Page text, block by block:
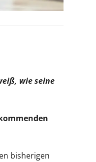
wie seine
bisherigen